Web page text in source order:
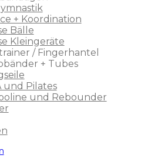
+ Koordination
Bälle
Kleingeräte
/ Fingerhantel
+ Tubes
und Pilates
und Rebounder